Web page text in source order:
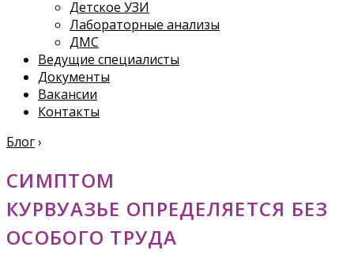
Детское УЗИ
Лабораторные анализы
ДМС
Ведущие специалисты
Документы
Вакансии
Контакты
Блог›
СИМПТОМ
КУРВУАЗЬЕ ОПРЕДЕЛЯЕТСЯ БЕЗ
ОСОБОГО ТРУДА